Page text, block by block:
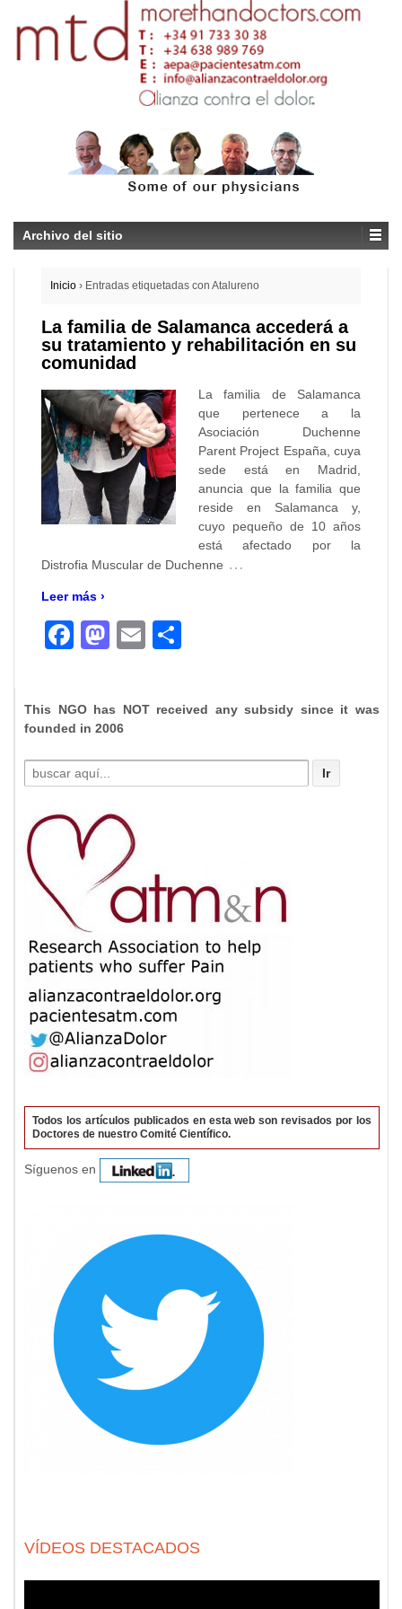
Archivo del sitio
Inicio › Entradas etiquetadas con Atalureno
La familia de Salamanca accederá a
su tratamiento y rehabilitación en su
comunidad
La familia de Salamanca
que pertenece a la
Asociación Duchenne
Parent Project España, cuya
sede está en Madrid,
anuncia que la familia que
reside en Salamanca y,
cuyo pequeño de 10 años
está afectado por la
Distrofia Muscular de Duchenne …
Leer más ›
Facebook
Mastodon
Email
This NGO has NOT received any subsidy since it was
founded in 2006
Buscar
por:
Todos los artículos publicados en esta web son revisados por los
Doctores de nuestro Comité Científico.
Síguenos en
VÍDEOS DESTACADOS